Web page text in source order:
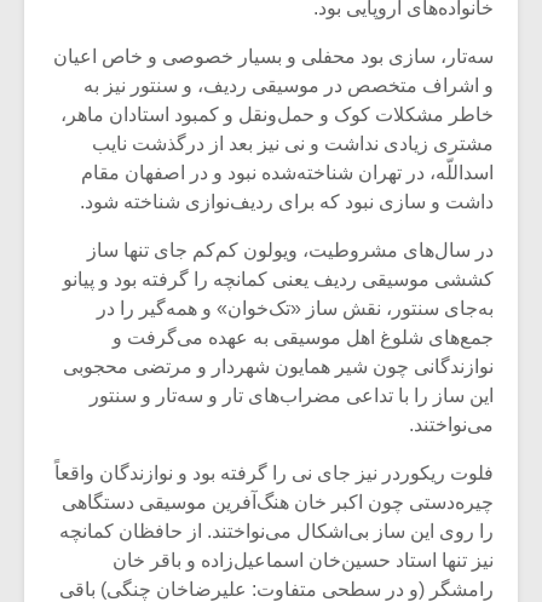
خانواده‌های اروپایی بود.
سه‌تار، سازی بود محفلی و بسیار خصوصی و خاص اعیان
و اشراف متخصص در موسیقی ردیف، و سنتور نیز به
خاطر مشکلات کوک و حمل‌ونقل و کمبود استادان ماهر،
مشتری زیادی نداشت و نی نیز بعد از درگذشت نایب
اسداللّه، در تهران شناخته‌شده نبود و در اصفهان مقام
داشت و سازی نبود که برای ردیف‌نوازی شناخته شود.
در سال‌های مشروطیت، ویولون کم‌کم جای تنها ساز
کششی موسیقی ردیف یعنی کمانچه را گرفته بود و پیانو
به‌جای سنتور، نقش ساز «تک‌خوان» و همه‌گیر را در
جمع‌های شلوغ اهل موسیقی به عهده می‌گرفت و
نوازندگانی چون شیر همایون شهردار و مرتضی محجوبی
این ساز را با تداعی مضراب‌های تار و سه‌تار و سنتور
می‌نواختند.
فلوت ریکوردر نیز جای نی را گرفته بود و نوازندگان واقعاً
چیره‌دستی چون اکبر خان هنگ‌آفرین موسیقی دستگاهی
را روی این ساز بی‌اشکال می‌نواختند. از حافظان کمانچه
نیز تنها استاد حسین‌خان اسماعیل‌زاده و باقر خان
رامشگر (و در سطحی متفاوت: علیرضاخان چنگی) باقی
میکلوش روژا
یادداشتی بر موسیقی
متن فیلم «متری
شیش و نیم»
اگر نمی توانی
مشهورترین باشی،
موسیقی
سکانسی